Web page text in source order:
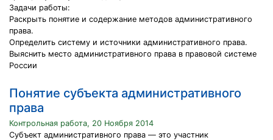
Задачи работы:
Раскрыть понятие и содержание методов административного
права.
Определить систему и источники административного права.
Выяснить место административного права в правовой системе
России
Понятие субъекта административного
права
Контрольная работа, 20 Ноября 2014
Субъект административного права — это участник